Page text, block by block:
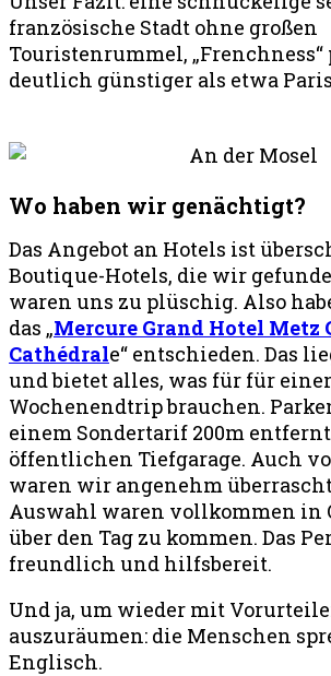
französische Stadt ohne großen
Touristenrummel, „Frenchness“
deutlich günstiger als etwa
Wo haben wir genächtigt?
Das Angebot an Hotels ist
Boutique-Hotels, die wir
waren uns zu plüschig. Also
das „Mercure Grand Hotel Metz
Cathédrale“ entschieden. Das
und bietet alles, was für für
Wochenendtrip brauchen.
einem Sondertarif 200m
öffentlichen Tiefgarage. Auch
waren wir angenehm
Auswahl waren vollkommen in
über den Tag zu kommen. Das
freundlich und hilfsbereit.
Und ja, um wieder mit
auszuräumen: die Menschen
Englisch.